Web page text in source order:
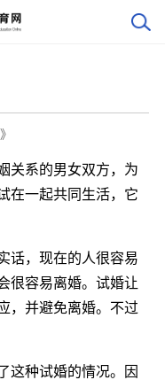
系的男女双方，为
在一起共同生活，它
，现在的人很容易
很容易离婚。试婚让
，并避免离婚。不过
种试婚的情况。因